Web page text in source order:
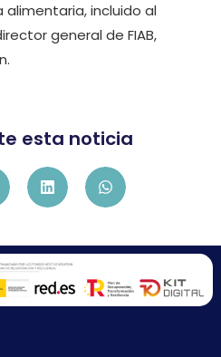
incluido al
general de FIAB,
esta noticia